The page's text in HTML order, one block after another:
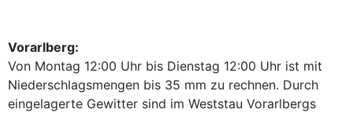
Vorarlberg:
Von Montag 12:00 Uhr bis Dienstag 12:00 Uhr ist mit
Niederschlagsmengen bis 35 mm zu rechnen. Durch
eingelagerte Gewitter sind im Weststau Vorarlbergs